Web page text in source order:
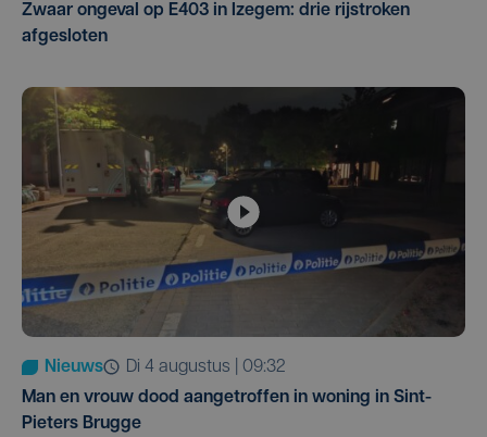
Zwaar ongeval op E403 in Izegem: drie rijstroken
afgesloten
Nieuws
di 4 augustus | 09:32
Man en vrouw dood aangetroffen in woning in Sint-
Pieters Brugge